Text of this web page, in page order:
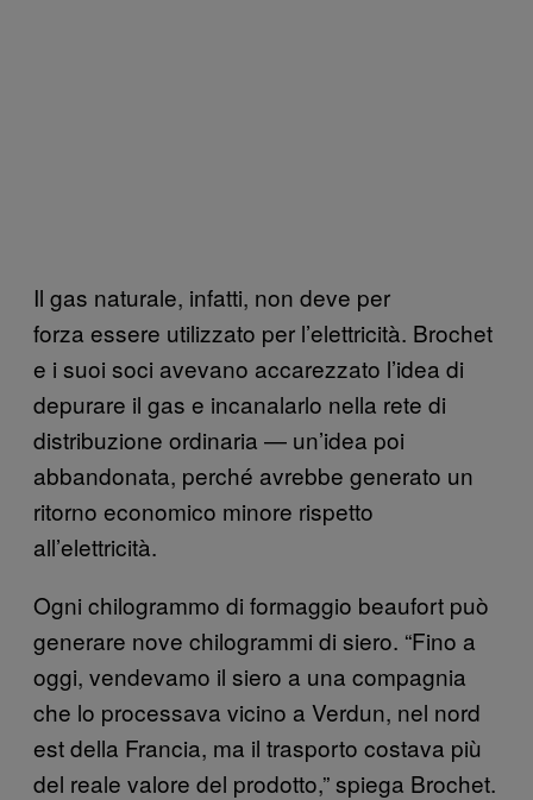
Il gas naturale, infatti, non deve per
forza essere utilizzato per l’elettricità. Brochet
e i suoi soci avevano accarezzato l’idea di
depurare il gas e incanalarlo nella rete di
distribuzione ordinaria — un’idea poi
abbandonata, perché avrebbe generato un
ritorno economico minore rispetto
all’elettricità.
Ogni chilogrammo di formaggio beaufort può
generare nove chilogrammi di siero. “Fino a
oggi, vendevamo il siero a una compagnia
che lo processava vicino a Verdun, nel nord
est della Francia, ma il trasporto costava più
del reale valore del prodotto,” spiega Brochet.